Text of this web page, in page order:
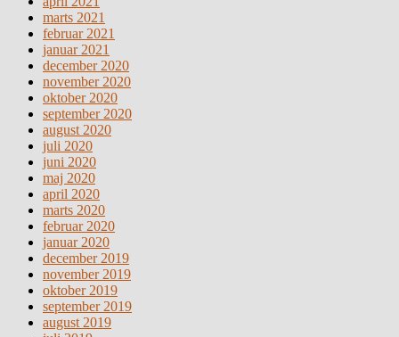
marts 2021
februar 2021
januar 2021
december 2020
november 2020
oktober 2020
september 2020
august 2020
juli 2020
juni 2020
maj 2020
april 2020
marts 2020
februar 2020
januar 2020
december 2019
november 2019
oktober 2019
september 2019
august 2019